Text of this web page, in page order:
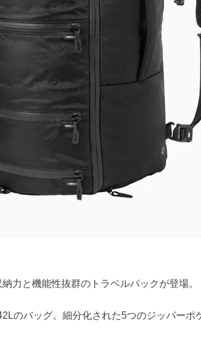
力と機能性抜群のトラベルパックが登場。
のバッグ。細分化された5つのジッパーポ